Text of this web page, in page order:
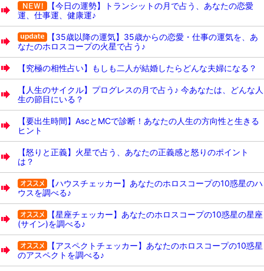
【今日の運勢】トランシットの月で占う、あなたの恋愛
運、仕事運、健康運♪
【35歳以降の運気】35歳からの恋愛・仕事の運気を、あ
なたのホロスコープの火星で占う♪
【究極の相性占い】もしも二人が結婚したらどんな夫婦になる？
【人生のサイクル】プログレスの月で占う♪ 今あなたは、どんな人
生の節目にいる？
【要出生時間】AscとMCで診断！あなたの人生の方向性と生きる
ヒント
【怒りと正義】火星で占う、あなたの正義感と怒りのポイント
は？
【ハウスチェッカー】あなたのホロスコープの10惑星のハ
ウスを調べる♪
【星座チェッカー】あなたのホロスコープの10惑星の星座
(サイン)を調べる♪
【アスペクトチェッカー】あなたのホロスコープの10惑星
のアスペクトを調べる♪